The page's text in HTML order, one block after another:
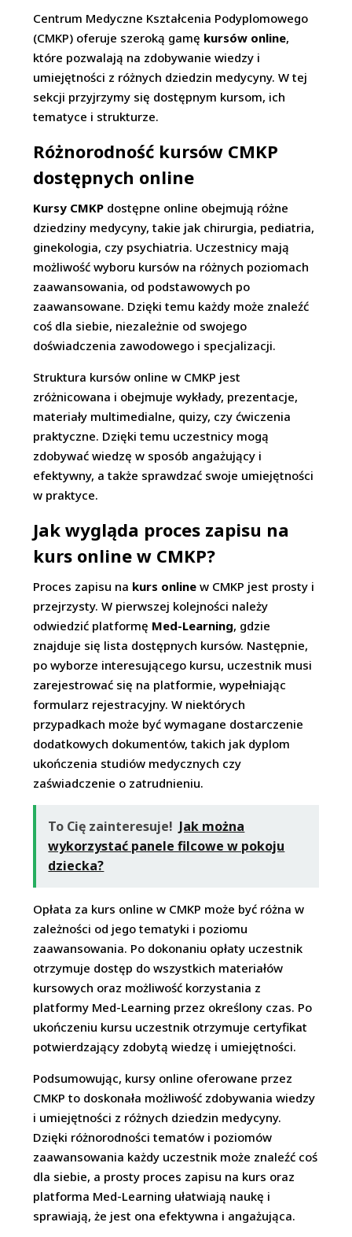
Centrum Medyczne Kształcenia Podyplomowego
(CMKP) oferuje szeroką gamę kursów online,
które pozwalają na zdobywanie wiedzy i
umiejętności z różnych dziedzin medycyny. W tej
sekcji przyjrzymy się dostępnym kursom, ich
tematyce i strukturze.
Różnorodność kursów CMKP
dostępnych online
Kursy CMKP dostępne online obejmują różne
dziedziny medycyny, takie jak chirurgia, pediatria,
ginekologia, czy psychiatria. Uczestnicy mają
możliwość wyboru kursów na różnych poziomach
zaawansowania, od podstawowych po
zaawansowane. Dzięki temu każdy może znaleźć
coś dla siebie, niezależnie od swojego
doświadczenia zawodowego i specjalizacji.
Struktura kursów online w CMKP jest
zróżnicowana i obejmuje wykłady, prezentacje,
materiały multimedialne, quizy, czy ćwiczenia
praktyczne. Dzięki temu uczestnicy mogą
zdobywać wiedzę w sposób angażujący i
efektywny, a także sprawdzać swoje umiejętności
w praktyce.
Jak wygląda proces zapisu na
kurs online w CMKP?
Proces zapisu na kurs online w CMKP jest prosty i
przejrzysty. W pierwszej kolejności należy
odwiedzić platformę Med-Learning, gdzie
znajduje się lista dostępnych kursów. Następnie,
po wyborze interesującego kursu, uczestnik musi
zarejestrować się na platformie, wypełniając
formularz rejestracyjny. W niektórych
przypadkach może być wymagane dostarczenie
dodatkowych dokumentów, takich jak dyplom
ukończenia studiów medycznych czy
zaświadczenie o zatrudnieniu.
To Cię zainteresuje! Jak można
wykorzystać panele filcowe w pokoju
dziecka?
Opłata za kurs online w CMKP może być różna w
zależności od jego tematyki i poziomu
zaawansowania. Po dokonaniu opłaty uczestnik
otrzymuje dostęp do wszystkich materiałów
kursowych oraz możliwość korzystania z
platformy Med-Learning przez określony czas. Po
ukończeniu kursu uczestnik otrzymuje certyfikat
potwierdzający zdobytą wiedzę i umiejętności.
Podsumowując, kursy online oferowane przez
CMKP to doskonała możliwość zdobywania wiedzy
i umiejętności z różnych dziedzin medycyny.
Dzięki różnorodności tematów i poziomów
zaawansowania każdy uczestnik może znaleźć coś
dla siebie, a prosty proces zapisu na kurs oraz
platforma Med-Learning ułatwiają naukę i
sprawiają, że jest ona efektywna i angażująca.